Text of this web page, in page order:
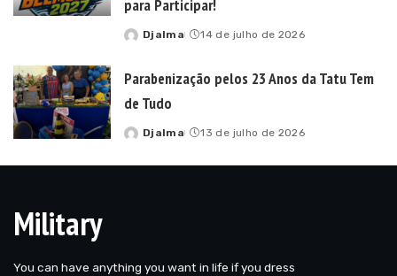
para Participar!
Posted
Djalma 14 de julho de 2026
Parabenização pelos 23 Anos da Tatu Tem
de Tudo
Posted
Djalma 13 de julho de 2026
Military
You can have anything you want in life if you dress